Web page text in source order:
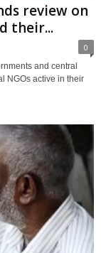
review on
their...
0
and central
NGOs active in their